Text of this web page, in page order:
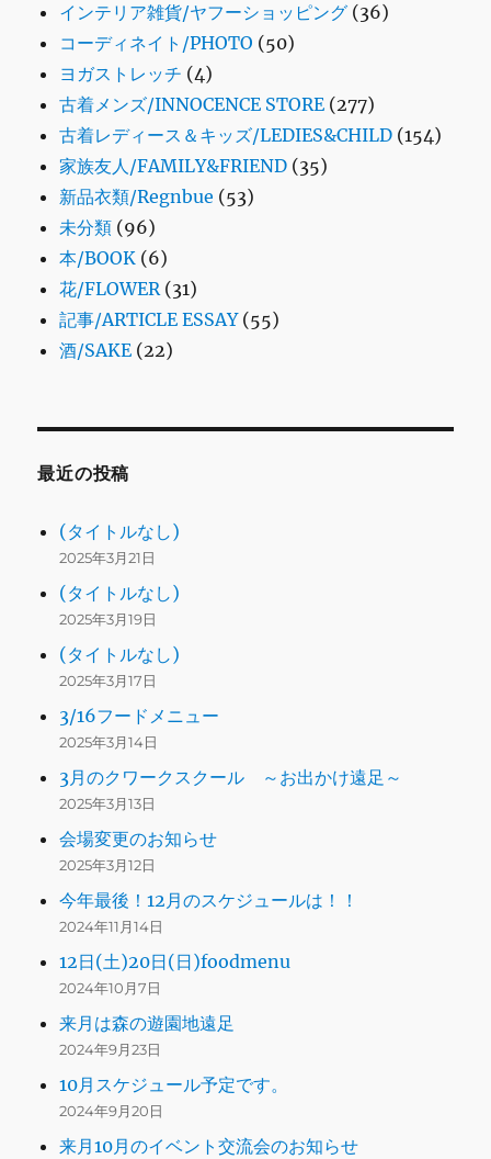
インテリア雑貨/ヤフーショッピング (36)
コーディネイト/PHOTO (50)
ヨガストレッチ (4)
古着メンズ/INNOCENCE STORE (277)
古着レディース＆キッズ/LEDIES&CHILD (154)
家族友人/FAMILY&FRIEND (35)
新品衣類/Regnbue (53)
未分類 (96)
本/BOOK (6)
花/FLOWER(31)
記事/ARTICLE ESSAY(55)
酒/SAKE (22)
最近の投稿
(タイトルなし)
2025年3月21日
(タイトルなし)
2025年3月19日
(タイトルなし)
2025年3月17日
3/16フードメニュー
2025年3月14日
3月のクワークスクール ～お出かけ遠足～
2025年3月13日
会場変更のお知らせ
2025年3月12日
今年最後！12月のスケジュールは！！
2024年11月14日
12日(土)20日(日)foodmenu
2024年10月7日
来月は森の遊園地遠足
2024年9月23日
10月スケジュール予定です。
2024年9月20日
来月10月のイベント交流会のお知らせ